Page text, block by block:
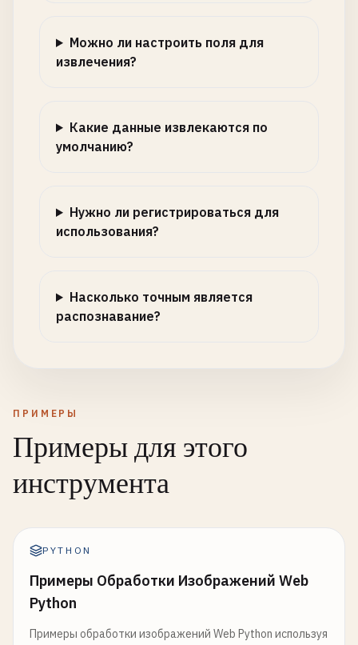
Можно ли настроить поля для
извлечения?
Какие данные извлекаются по
умолчанию?
Нужно ли регистрироваться для
использования?
Насколько точным является
распознавание?
ПРИМЕРЫ
Примеры для этого
инструмента
PYTHON
Примеры Обработки Изображений Web
Python
Примеры обработки изображений Web Python используя